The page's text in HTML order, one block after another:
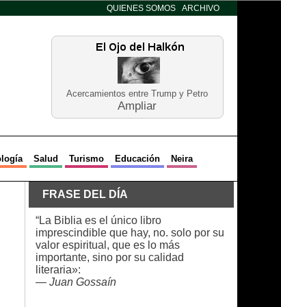
QUIENES SOMOS ARCHIVO
Acercamientos entre Trump y Petro
Ampliar
Salud Turismo Educación Neira
FRASE DEL DÍA
“La Biblia es el único libro
imprescindible que hay, no. solo por su
valor espiritual, que es lo más
importante, sino por su calidad
literaria»:
— Juan Gossaín